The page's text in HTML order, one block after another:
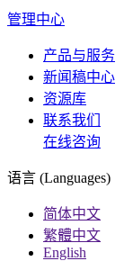
管理中心
产品与服务
新闻稿中心
资源库
联系我们
在线咨询
语言 (Languages)
简体中文
繁體中文
English